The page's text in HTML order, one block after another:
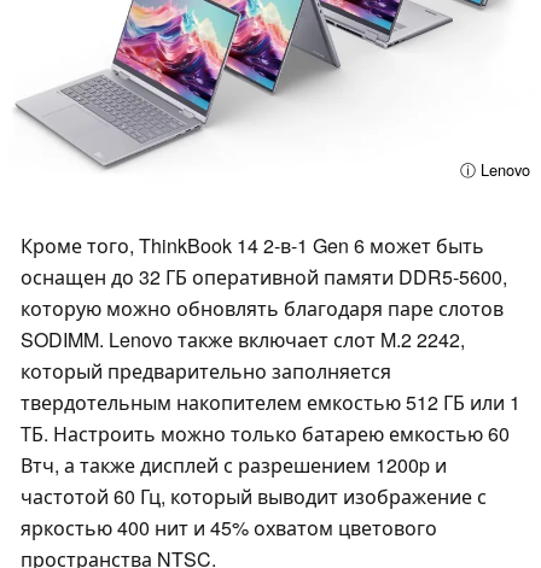
ⓘ Lenovo
Кроме того, ThinkBook 14 2-в-1 Gen 6 может быть
оснащен до 32 ГБ оперативной памяти DDR5-5600,
которую можно обновлять благодаря паре слотов
SODIMM. Lenovo также включает слот M.2 2242,
который предварительно заполняется
твердотельным накопителем емкостью 512 ГБ или 1
ТБ. Настроить можно только батарею емкостью 60
Втч, а также дисплей с разрешением 1200p и
частотой 60 Гц, который выводит изображение с
яркостью 400 нит и 45% охватом цветового
пространства NTSC.